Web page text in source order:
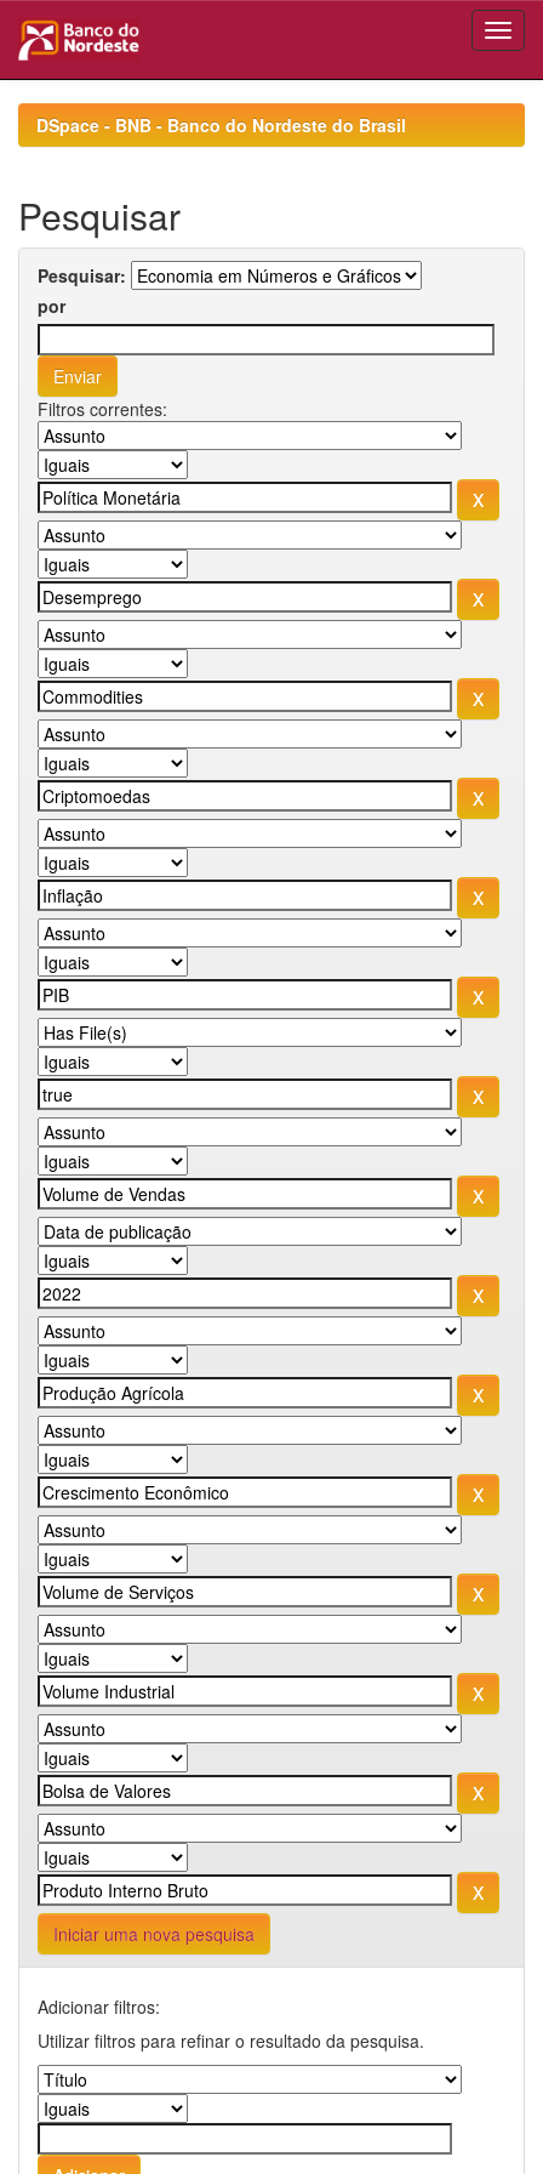
navigationDSpace - BNB - Banco do Nordeste do Brasil
Pesquisar
Pesquisar:
por
Filtros correntes:
Iniciar uma nova pesquisa
Adicionar filtros:
Utilizar filtros para refinar o resultado da pesquisa.